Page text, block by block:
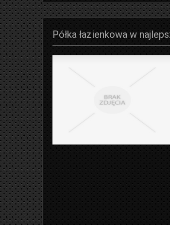
Półka łazienkowa w